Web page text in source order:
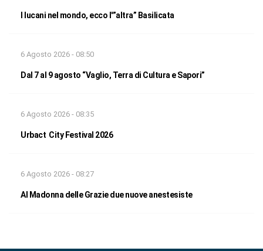
I lucani nel mondo, ecco l'”altra” Basilicata
6 Agosto 2026 - 08:50
Dal 7 al 9 agosto “Vaglio, Terra di Cultura e Sapori”
6 Agosto 2026 - 08:35
Urbact City Festival 2026
6 Agosto 2026 - 08:27
Al Madonna delle Grazie due nuove anestesiste